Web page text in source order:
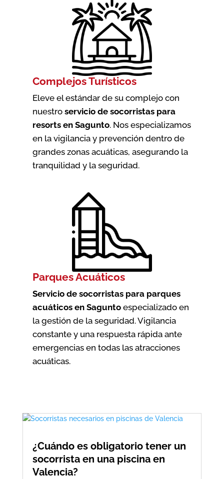
Complejos Turísticos
Eleve el estándar de su complejo con
nuestro servicio de socorristas para
resorts en Sagunto. Nos especializamos
en la vigilancia y prevención dentro de
grandes zonas acuáticas, asegurando la
tranquilidad y la seguridad.
Parques Acuáticos
Servicio de socorristas para parques
acuáticos en Sagunto especializado en
la gestión de la seguridad. Vigilancia
constante y una respuesta rápida ante
emergencias en todas las atracciones
acuáticas.
¿Cuándo es obligatorio tener un
socorrista en una piscina en
Valencia?